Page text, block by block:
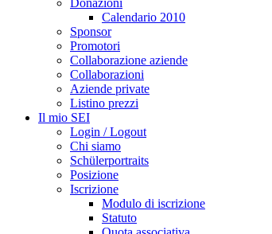
Donazioni
Calendario 2010
Sponsor
Promotori
Collaborazione aziende
Collaborazioni
Aziende private
Listino prezzi
Il mio SEI
Login / Logout
Chi siamo
Schülerportraits
Posizione
Iscrizione
Modulo di iscrizione
Statuto